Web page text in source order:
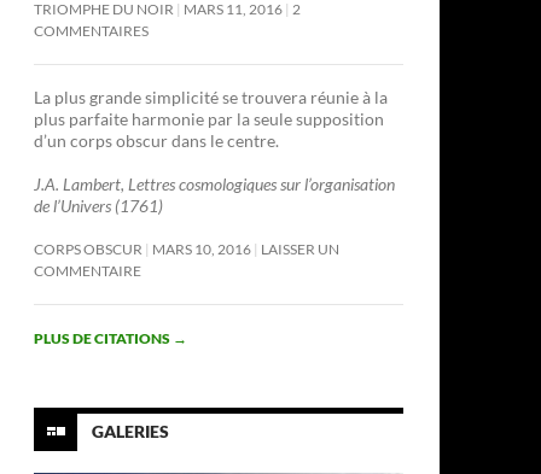
TRIOMPHE DU NOIR MARS 11, 2016 2
COMMENTAIRES
La plus grande simplicité se trouvera réunie à la
plus parfaite harmonie par la seule supposition
d’un corps obscur dans le centre.
J.A. Lambert, Lettres cosmologiques sur l’organisation
de l’Univers (1761)
CORPS OBSCUR MARS 10, 2016 LAISSER UN
COMMENTAIRE
PLUS DE CITATIONS →
GALERIES